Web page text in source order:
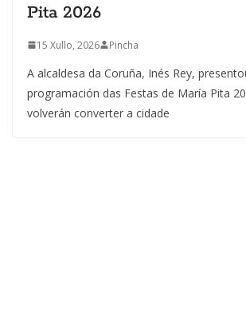
Pita 2026
15 Xullo, 2026 Pincha
A alcaldesa da Coruña, Inés Rey,
programación das Festas de María Pita
volverán converter a cidade